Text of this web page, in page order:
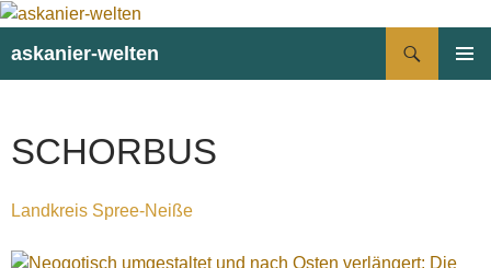
askanier-welten
SCHORBUS
Landkreis Spree-Neiße